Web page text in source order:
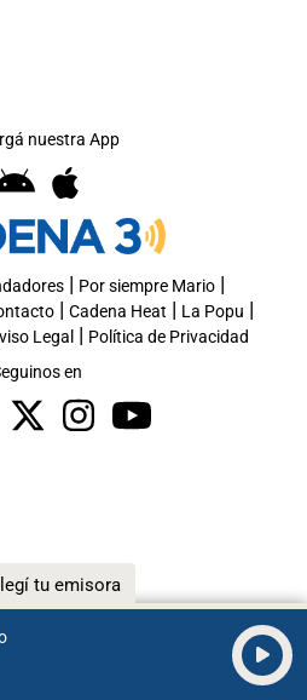
tu emisora
nuestra App
| Por siempre Mario|
| Cadena Heat | La Popu |
Legal | Política de Privacidad
en